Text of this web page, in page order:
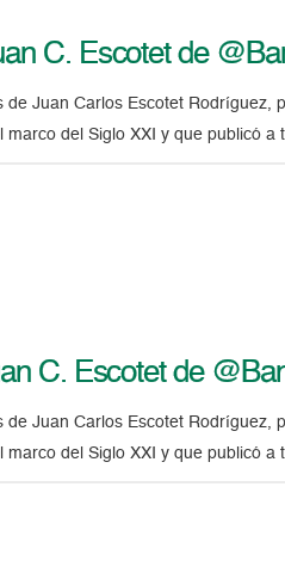
C. Escotet de
Juan Carlos Escotet Rodríguez,
del Siglo XXI y que publicó a
C. Escotet de
Juan Carlos Escotet Rodríguez,
del Siglo XXI y que publicó a